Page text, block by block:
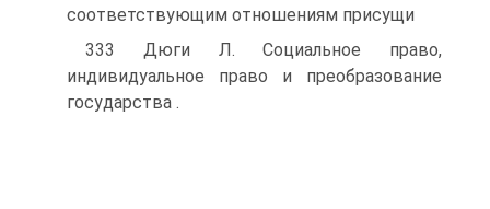
соответствующим отношениям присущи
333 Дюги Л. Социальное право,
индивидуальное право и преобразование
государства .